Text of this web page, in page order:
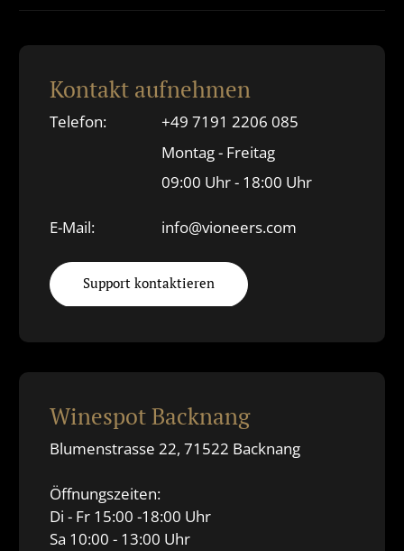
Kontakt aufnehmen
Telefon:
+49 7191 2206 085
Montag - Freitag
09:00 Uhr - 18:00 Uhr
E-Mail: info@vioneers.com
Support kontaktieren
Winespot Backnang
Blumenstrasse 22, 71522 Backnang
Öffnungszeiten:
Di - Fr 15:00 -18:00 Uhr
Sa 10:00 - 13:00 Uhr